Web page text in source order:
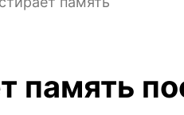
память